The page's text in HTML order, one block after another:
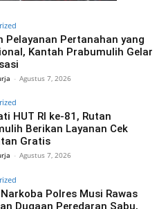
Pelayanan Pertanahan yang
Kantah Prabumulih Gelar
- Agustus 7, 2026
HUT RI ke-81, Rutan
Berikan Layanan Cek
Gratis
- Agustus 7, 2026
Polres Musi Rawas
Dugaan Peredaran Sabu,